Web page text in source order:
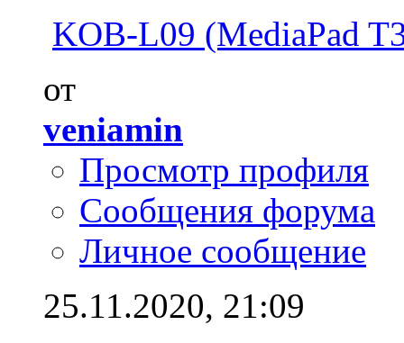
KOB-L09 (MediaPad
от
veniamin
Просмотр профиля
Сообщения форума
Личное сообщение
25.11.2020, 21:09